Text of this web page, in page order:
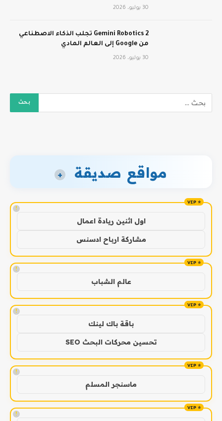
30 يوليو، 2026
Gemini Robotics 2 تجلب الذكاء الاصطناعي
من Google إلى العالم المادي
30 يوليو، 2026
مواقع صديقة +
!
اول اثنين ريادة اعمال
مشاركة ارباح ادسنس
!
عالم الشباب
!
باقة باك لينك
تحسين محركات البحث SEO
!
ماسنجر المسلم
!